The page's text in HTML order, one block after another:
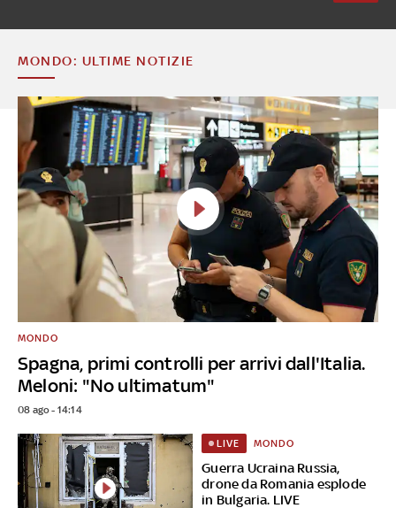
MONDO: ULTIME NOTIZIE
Spagna, primi controlli per arrivi dall'Italia.
Meloni: "No ultimatum"
MONDO
08 ago - 14:14
Guerra Ucraina Russia,
drone da Romania esplode
in Bulgaria. LIVE
LIVE MONDO